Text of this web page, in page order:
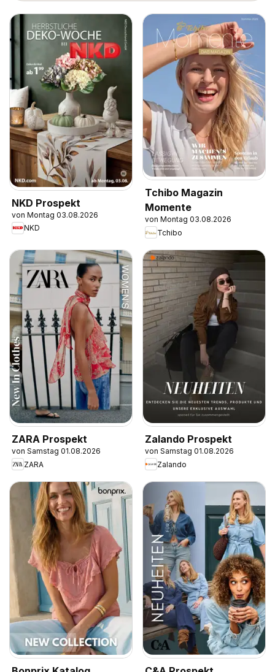
NKD Prospekt
von Montag 03.08.2026
NKD
Tchibo Magazin
Momente
von Montag 03.08.2026
Tchibo
ZARA Prospekt
von Samstag 01.08.2026
ZARA
Zalando Prospekt
von Samstag 01.08.2026
Zalando